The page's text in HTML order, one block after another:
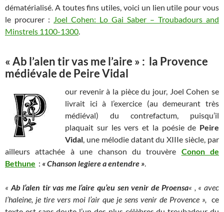
dématérialisé. A toutes fins utiles, voici un lien utile pour vous
le procurer : Joel Cohen: Lo Gai Saber – Troubadours and
Minstrels 1100-1300.
« Ab l’alen tir vas me l’aire » : la Provence
médiévale de Peire Vidal
our revenir à la pièce du jour, Joel Cohen se
livrait ici à l’exercice (au demeurant très
médiéval) du contrefactum, puisqu’il
plaquait sur les vers et la poésie de Peire
Vidal, une mélodie datant du XIIIe siècle, par
ailleurs attachée à une chanson du trouvère Conon de
Bethune : « Chanson legiere a entendre ».
« Ab l’alen tir vas me l’aire qu’eu sen venir de Proensa« , « avec
l’haleine, je tire vers moi l’air que je sens venir de Provence », ce